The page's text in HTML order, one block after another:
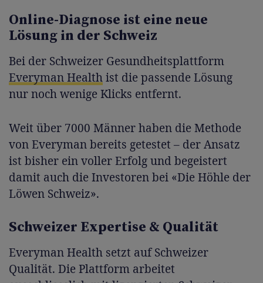
Online-Diagnose ist eine neue
Lösung in der Schweiz
Bei der Schweizer Gesundheitsplattform
Everyman Healthist die passende Lösung
nur noch wenige Klicks entfernt.
Weit über 7000 Männer haben die Methode
von Everyman bereits getestet – der Ansatz
ist bisher ein voller Erfolg und begeistert
damit auch die Investoren bei «Die Höhle der
Löwen Schweiz».
Schweizer Expertise & Qualität
Everyman Health setzt auf Schweizer
Qualität. Die Plattform arbeitet